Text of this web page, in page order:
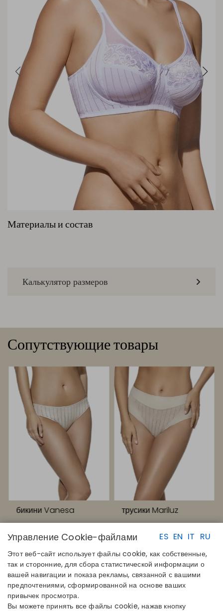
Материалы и состав
Калькулятор размеров
Сопутствующие товары
бикини Vanesa трусики Mariluz
ES EN IT RU
Управление Cookie-файлами
Этот веб-сайт использует файлы cookie, как собственные,
так и сторонние, для сбора статистической информации о
вашей навигации и показа рекламы, связанной с вашими
предпочтениями, сформированной на основе ваших
привычек просмотра.
Вы можете принять все файлы cookie, нажав кнопку
БЫСТРЫЕ ССЫЛКИ
Определите свой размер
Найдите свой магазин
КОНТАКТЫ
+34 948 14 58 90